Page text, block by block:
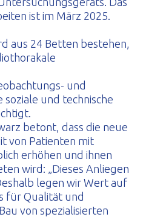
ist im März 2025.
aus 24 Betten bestehen,
und
soziale und technische
betont, dass die neue
von Patienten mit
erhöhen und ihnen
wird: „Dieses Anliegen
legen wir Wert auf
für Qualität und
von spezialisierten